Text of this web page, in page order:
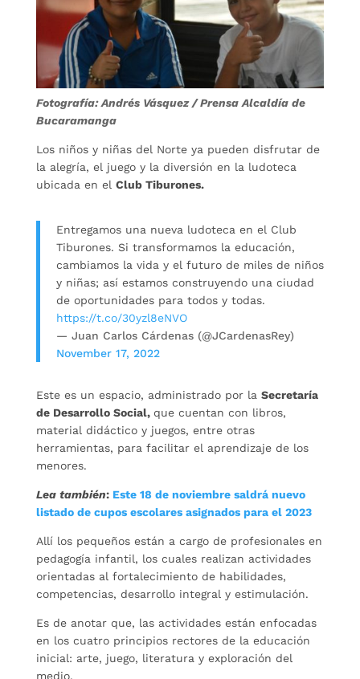
Fotografía: Andrés Vásquez / Prensa Alcaldía de
Bucaramanga
Los niños y niñas del Norte ya pueden disfrutar de
la alegría, el juego y la diversión en la ludoteca
ubicada en el Club Tiburones.
Entregamos una nueva ludoteca en el Club
Tiburones. Si transformamos la educación,
cambiamos la vida y el futuro de miles de niños
y niñas; así estamos construyendo una ciudad
de oportunidades para todos y todas.
https://t.co/30yzl8eNVO
— Juan Carlos Cárdenas (@JCardenasRey)
November 17, 2022
Este es un espacio, administrado por la Secretaría
de Desarrollo Social, que cuentan con libros,
material didáctico y juegos, entre otras
herramientas, para facilitar el aprendizaje de los
menores.
Lea también: Este 18 de noviembre saldrá nuevo
listado de cupos escolares asignados para el 2023
Allí los pequeños están a cargo de profesionales en
pedagogía infantil, los cuales realizan actividades
orientadas al fortalecimiento de habilidades,
competencias, desarrollo integral y estimulación.
Es de anotar que, las actividades están enfocadas
en los cuatro principios rectores de la educación
inicial: arte, juego, literatura y exploración del
medio.